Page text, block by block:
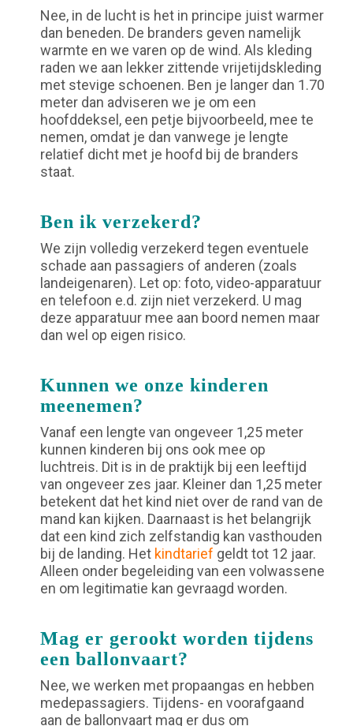
Nee, in de lucht is het in principe juist warmer
dan beneden. De branders geven namelijk
warmte en we varen op de wind. Als kleding
raden we aan lekker zittende vrijetijdskleding
met stevige schoenen. Ben je langer dan 1.70
meter dan adviseren we je om een
hoofddeksel, een petje bijvoorbeeld, mee te
nemen, omdat je dan vanwege je lengte
relatief dicht met je hoofd bij de branders
staat.
Ben ik verzekerd?
We zijn volledig verzekerd tegen eventuele
schade aan passagiers of anderen (zoals
landeigenaren). Let op: foto, video-apparatuur
en telefoon e.d. zijn niet verzekerd. U mag
deze apparatuur mee aan boord nemen maar
dan wel op eigen risico.
Kunnen we onze kinderen
meenemen?
Vanaf een lengte van ongeveer 1,25 meter
kunnen kinderen bij ons ook mee op
luchtreis. Dit is in de praktijk bij een leeftijd
van ongeveer zes jaar. Kleiner dan 1,25 meter
betekent dat het kind niet over de rand van de
mand kan kijken. Daarnaast is het belangrijk
dat een kind zich zelfstandig kan vasthouden
bij de landing. Het kindtarief geldt tot 12 jaar.
Alleen onder begeleiding van een volwassene
en om legitimatie kan gevraagd worden.
Mag er gerookt worden tijdens
een ballonvaart?
Nee, we werken met propaangas en hebben
medepassagiers. Tijdens- en voorafgaand
aan de ballonvaart mag er dus om